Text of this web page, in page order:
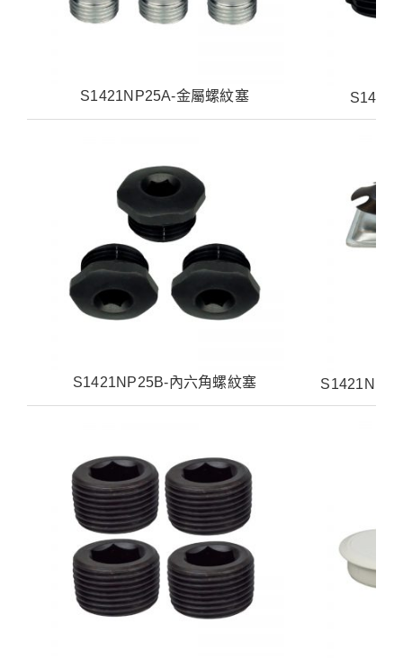
S1421NP25A-金屬螺紋塞
S1421NP25B-內六角螺紋塞